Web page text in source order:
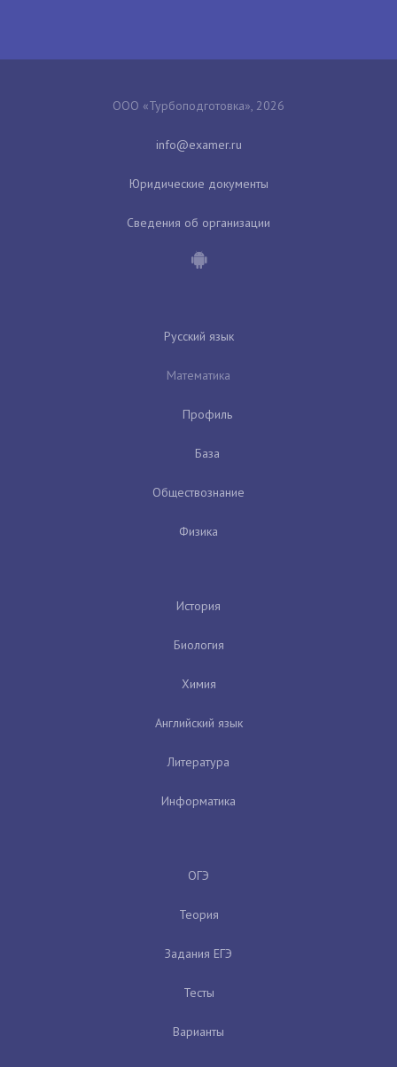
ООО «Турбоподготовка», 2026
Юридические документы
Сведения об организации
Русский язык
Математика
Профиль
База
Обществознание
Физика
История
Биология
Химия
Английский язык
Литература
Информатика
ОГЭ
Теория
Задания ЕГЭ
Тесты
Варианты